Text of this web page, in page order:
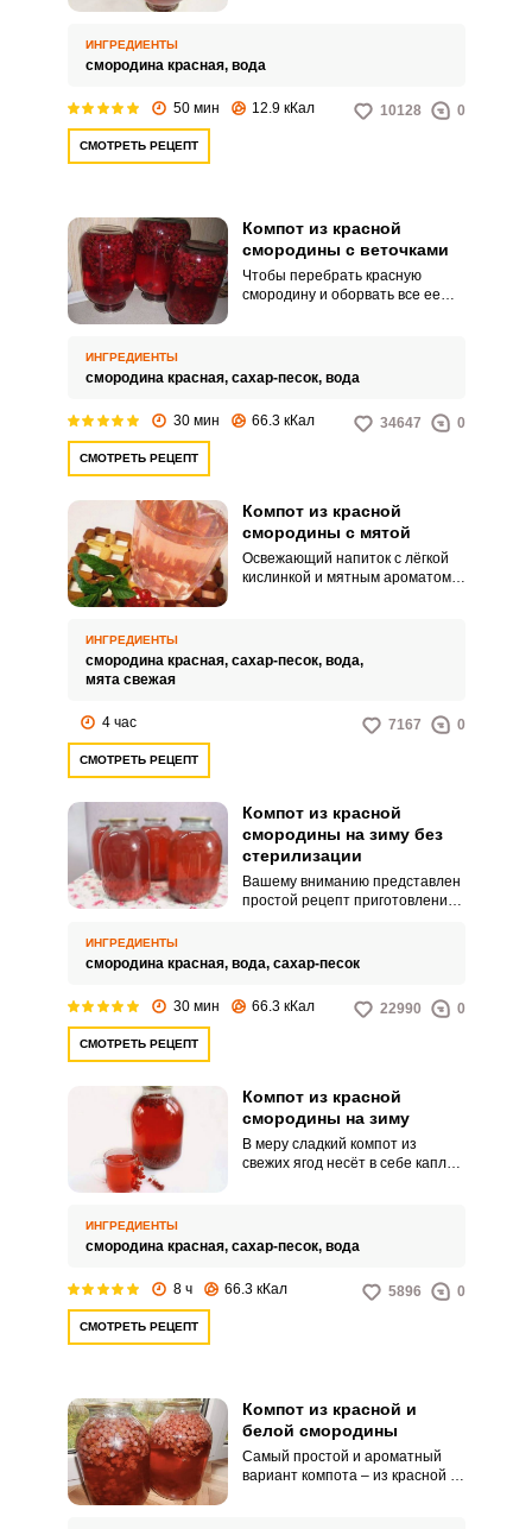
самостоятельный напиток или
использовать его как
коктейлей.
ИНГРЕДИЕНТЫ
смородина красная, вода
50 мин 12.9 кКал 10128 0
СМОТРЕТЬ РЕЦЕПТ
Компот из красной
смородины с веточками
Чтобы перебрать красную
смородину и оборвать все ее
простейший рецепт компота из
этой витаминной ягоды, для
смородину с веточек не
ИНГРЕДИЕНТЫ
смородина красная, сахар-песок, вода
30 мин 66.3 кКал 34647 0
СМОТРЕТЬ РЕЦЕПТ
Компот из красной
смородины с мятой
Освежающий напиток с лёгкой
кислинкой и мятным ароматом
на любом праздничном столе
вместо покупных соков и
ИНГРЕДИЕНТЫ
смородина красная, сахар-песок, вода,
мята свежая
4 час 7167 0
СМОТРЕТЬ РЕЦЕПТ
Компот из красной
смородины на зиму без
стерилизации
Вашему вниманию представлен
простой рецепт приготовления
смородины. Компот получается
вкусом.
ИНГРЕДИЕНТЫ
смородина красная, вода, сахар-песок
30 мин 66.3 кКал 22990 0
СМОТРЕТЬ РЕЦЕПТ
Компот из красной
смородины на зиму
В меру сладкий компот из
свежих ягод несёт в себе каплю
аппетитный цвет.
ИНГРЕДИЕНТЫ
смородина красная, сахар-песок, вода
8 ч 66.3 кКал 5896 0
СМОТРЕТЬ РЕЦЕПТ
Компот из красной и
белой смородины
Самый простой и ароматный
вариант компота – из красной и